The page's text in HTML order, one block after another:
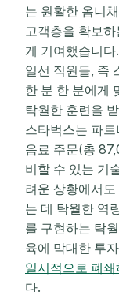
는 원활한 옴니
고객층을 확보
게 기여했습니
일선 직원들, 즉
한 분 한 분에게
탁월한 훈련을
스타벅스는 파
음료 주문(총
비할 수 있는 기
려운 상황에서
는 데 탁월한 역
를 구현하는 탁
육에 막대한 투
일시적으로 폐쇄
다.